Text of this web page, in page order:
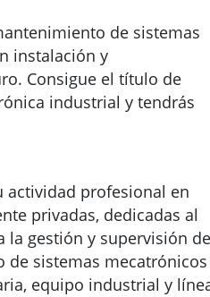
de sistemas
instalación y
Consigue el título de
industrial y tendrás
actividad profesional en
privadas, dedicadas al
la gestión y supervisión
sistemas
equipo industrial y